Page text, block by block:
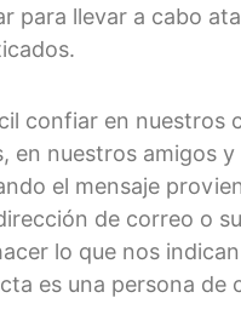
para llevar a cabo
confiar en nuestros
en nuestros amigos
el mensaje
de correo o
lo que nos
es una persona de